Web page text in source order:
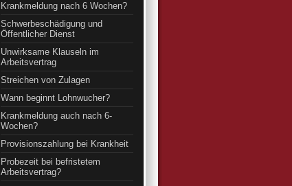
Krankmeldung nach 6 Wochen?
Schwerbeschädigung und
Öffentlicher Dienst
Unwirksame Klauseln im
Arbeitsvertrag
Streichen von Zulagen
Wann beginnt Lohnwucher?
Krankmeldung auch nach 6-
Wochen?
Provisionszahlung bei Krankheit
Probezeit bei befristetem
Arbeitsvertrag?